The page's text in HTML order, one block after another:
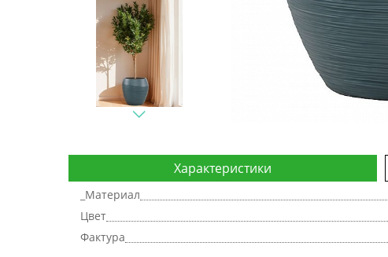
Характеристики
_Материал
Цвет
Фактура